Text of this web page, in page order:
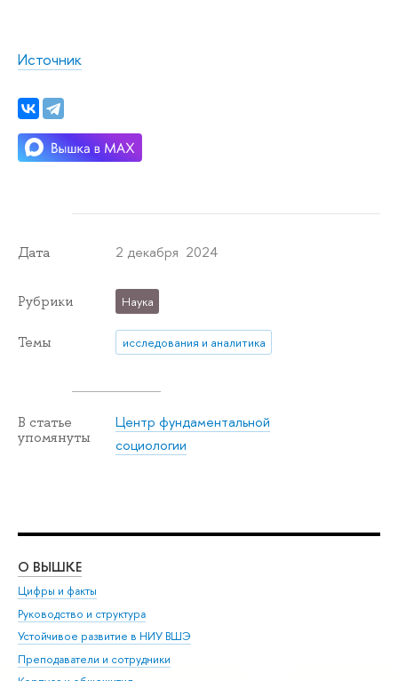
Источник
Дата 2 декабря 2024
Рубрики Наука
Темы исследования и аналитика
В статье
упомянуты
Центр фундаментальной
социологии
О ВЫШКЕ
Цифры и факты
Руководство и структура
Устойчивое развитие в НИУ ВШЭ
Преподаватели и сотрудники